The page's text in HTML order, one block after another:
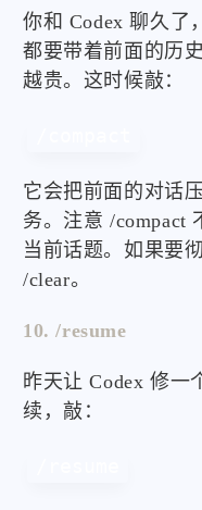
你和 Codex 聊久了
都要带着前面的历
越贵。这时候敲：
它会把前面的对话
务。注意 /compact
当前话题。如果要
/clear。
10. /resume
昨天让 Codex 修一
续，敲：